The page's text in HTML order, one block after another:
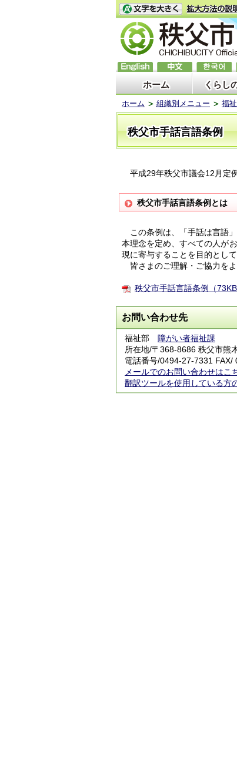
ホーム くらし
ホーム 組織別メニュー 福
秩父市手話言語条例
平成29年秩父市議会12月定
秩父市手話言語条例とは
この条例は、「手話は言語
本理念を定め、すべての人が
現に寄与することを目的として
皆さまのご理解・ご協力を
秩父市手話言語条例（73KB
お問い合わせ先
福祉部 障がい者福祉課
所在地/〒368-8686 秩父市熊
電話番号/0494-27-7331 FAX/
メールでのお問い合わせはこ
翻訳ツールを使用している方